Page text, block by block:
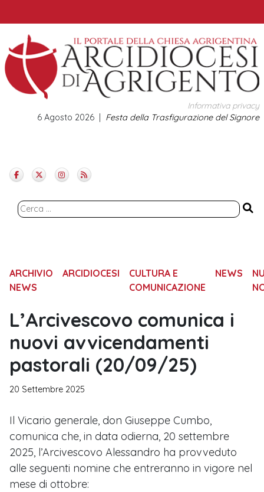
to
content
Informativa privacy
Festa della Trasfigurazione del Signore
6 Agosto 2026
Ricerca
ARCHIVIO
NEWS
ARCIDIOCESI
CULTURA E
COMUNICAZIONE
NEWS
L’Arcivescovo comunica i
nuovi avvicendamenti
pastorali (20/09/25)
20 Settembre 2025
Il Vicario generale, don Giuseppe Cumbo,
comunica che, in data odierna, 20 settembre
2025, l’Arcivescovo Alessandro ha provveduto
alle seguenti nomine che entreranno in vigore nel
mese di ottobre: